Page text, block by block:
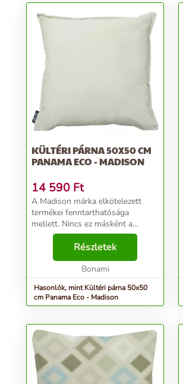
KÜLTÉRI PÁRNA 50X50 CM
PANAMA ECO - MADISON
14 590 Ft
A Madison márka elkötelezett
termékei fenntarthatósága
mellett. Nincs ez másként a
Panama Eco kollekció párnáival
sem, amelyek újrahasznosított
anyagokból készült panama
szövetből készülnek. A szövet ...
Részletek
Bonami
Hasonlók, mint Kültéri párna 50x50
cm Panama Eco - Madison